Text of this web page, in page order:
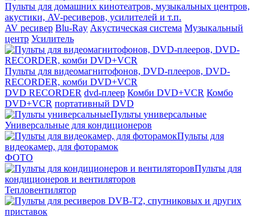
Пульты для домашних кинотеатров, музыкальных центров,
акустики, AV-ресиверов, усилителей и т.п.
AV ресивер Blu-Ray Акустическая система Музыкальный
центр Усилитель
Пульты для видеомагнитофонов, DVD-плееров, DVD-
RECORDER, комби DVD+VCR
DVD RECORDER dvd-плеер Комби DVD+VCR Комбо
DVD+VCR портативный DVD
Пульты универсальные
Универсальные для кондиционеров
Пульты для
видеокамер, для фоторамок
ФОТО
Пульты для
кондиционеров и вентиляторов
Тепловентилятор